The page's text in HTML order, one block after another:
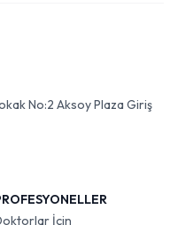
No:2 Aksoy Plaza Giriş
İçin